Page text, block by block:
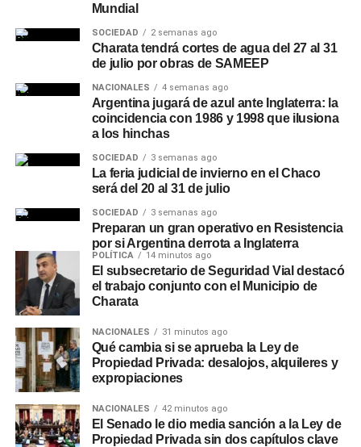
Mundial
SOCIEDAD 2 semanas ago
Charata tendrá cortes de agua del 27 al 31
de julio por obras de SAMEEP
NACIONALES 4 semanas ago
Argentina jugará de azul ante Inglaterra: la
coincidencia con 1986 y 1998 que ilusiona
a los hinchas
SOCIEDAD 3 semanas ago
La feria judicial de invierno en el Chaco
será del 20 al 31 de julio
SOCIEDAD 3 semanas ago
Preparan un gran operativo en Resistencia
por si Argentina derrota a Inglaterra
POLÍTICA 14 minutos ago
El subsecretario de Seguridad Vial destacó
el trabajo conjunto con el Municipio de
Charata
NACIONALES 31 minutos ago
Qué cambia si se aprueba la Ley de
Propiedad Privada: desalojos, alquileres y
expropiaciones
NACIONALES 42 minutos ago
El Senado le dio media sanción a la Ley de
Propiedad Privada sin dos capítulos clave